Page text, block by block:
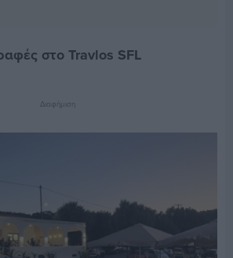
στο Travlos SFL
Διαφήμιση